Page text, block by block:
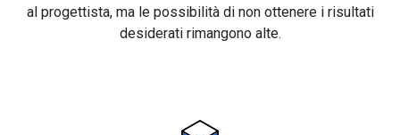
al progettista, ma le possibilità di non ottenere i risultati
desiderati rimangono alte.